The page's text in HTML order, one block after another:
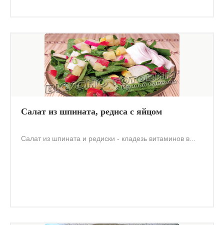
Салат из шпината, редиса с яйцом
Салат из шпината и редиски - кладезь витаминов в...